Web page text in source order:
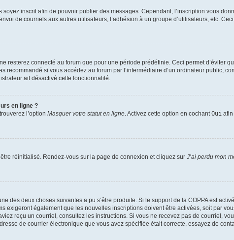
inscrit afin de pouvoir publier des messages. Cependant, l’inscription vous
de courriels aux autres utilisateurs, l’adhésion à un groupe d’utilisateurs, etc.
resterez connecté au forum que pour une période prédéfinie. Ceci permet d’éviter
si vous accédez au forum par l’intermédiaire d’un ordinateur public,
ait désactivé cette fonctionnalité.
en ligne ?
l’option Masquer votre statut en ligne . Activez cette option en cochant Oui afin
réinitialisé. Rendez-vous sur la page de connexion et cliquez sur J’ai perdu mon
des deux choses suivantes a pu s’être produite. Si le support de la COPPA est
exigeront également que les nouvelles inscriptions doivent être activées, soit par
reçu un courriel, consultez les instructions. Si vous ne recevez pas de courriel,
de courrier électronique que vous avez spécifiée était correcte, essayez de